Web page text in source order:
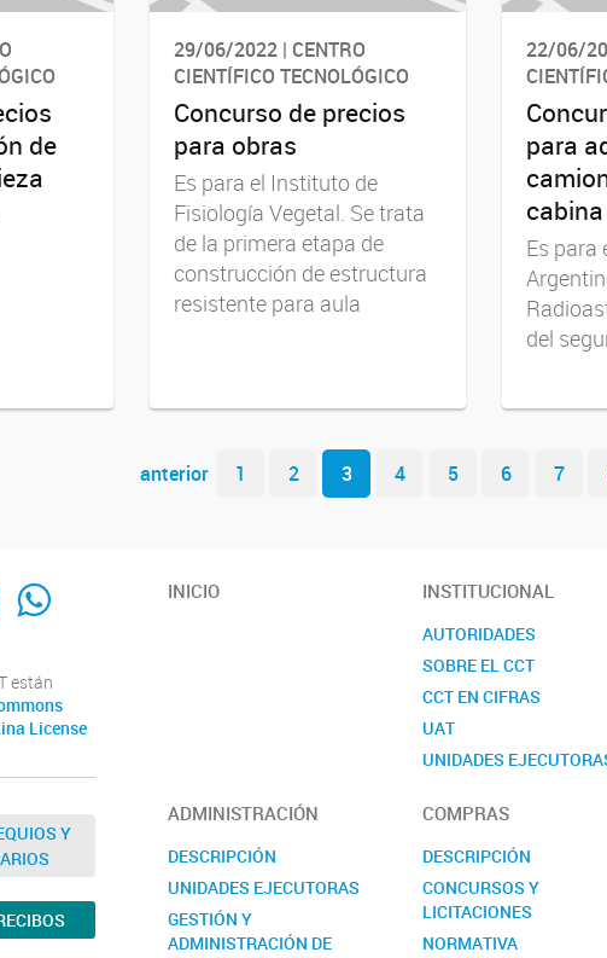
de
29/06/2022 | CENTRO
CIENTÍFICO TECNOLÓGICO
Concurso de precios
para obras
Es para el Instituto de
Fisiología Vegetal. Se trata
de la primera etapa de
construcción de estructura
resistente para aula
22/06/
para
Es para
del
artículos
anterior 1 2 3 4 5 6 7
Whats App
están
License
Y
INICIO INSTITUCIONAL
AUTORIDADES
SOBRE EL CCT
CCT EN CIFRAS
UAT
UNIDADES
REALP
ADMINISTRACIÓN
DESCRIPCIÓN
UNIDADES EJECUTORAS
GESTIÓN Y
ADMINISTRACIÓN DE
COMPRAS
DESCRIPCIÓN
CONCURSOS Y
LICITACIONES
NORMATIVA